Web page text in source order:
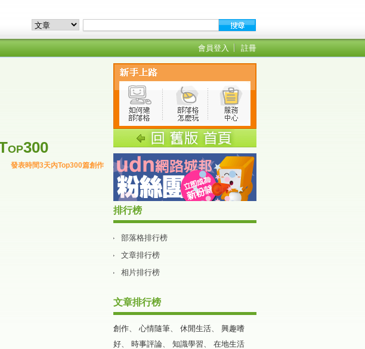
會員登入 註冊
發表時間3天內Top300篇創作
排行榜
部落格排行榜
文章排行榜
相片排行榜
文章排行榜
創作、 心情隨筆、 休閒生活、 興趣嗜
好、 時事評論、 知識學習、 在地生活